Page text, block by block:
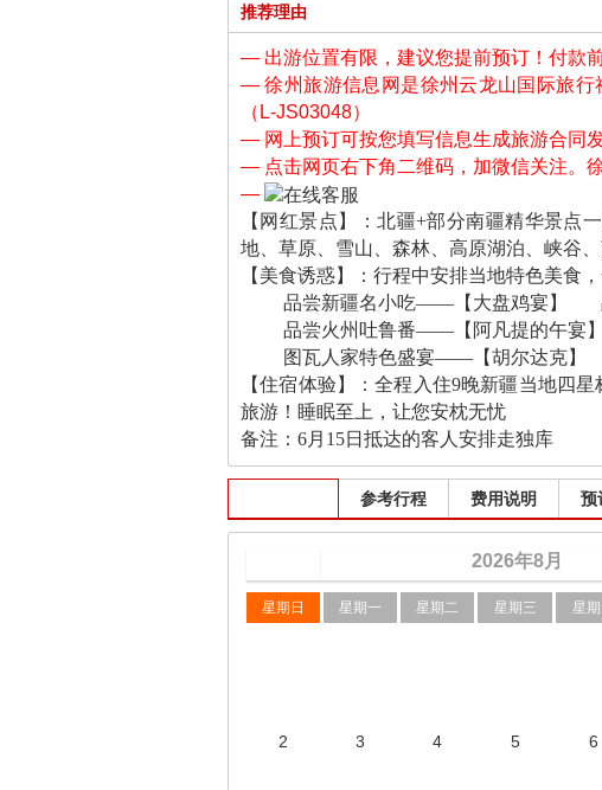
推荐理由
— 出游位置有限，建议您提前预订！付款
— 徐州旅游信息网是徐州云龙山国际旅行
（L-JS03048）
— 网上预订可按您填写信息生成旅游合同
— 点击网页右下角二维码，加微信关注。
—
【网红景点】：北疆+部分南疆精华景点
地、草原、雪山、森林、高原湖泊、峡谷
【美食诱惑】：行程中安排当地特色美食
品尝新疆名小吃——【大盘鸡宴】 品
品尝火州吐鲁番——【阿凡提的午宴
图瓦人家特色盛宴——【胡尔达克】
【住宿体验】：全程入住9晚新疆当地四
旅游！睡眠至上，让您安枕无忧
备注：6月15日抵达的客人安排走独库
参考行程 费用说明 预
2026年8月
星期日 星期一 星期二 星期三 星
2 3 4 5 6